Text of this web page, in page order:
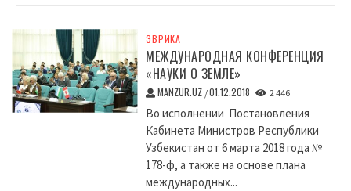
ЭВРИКА
МЕЖДУНАРОДНАЯ КОНФЕРЕНЦИЯ
«НАУКИ О ЗЕМЛЕ»
MANZUR.UZ /01.12.2018 2 446
Во исполнении Постановления
Кабинета Министров Республики
Узбекистан от 6 марта 2018 года №
178-ф, а также на основе плана
международных...